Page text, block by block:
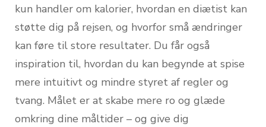
kun handler om kalorier, hvordan en diætist kan
støtte dig på rejsen, og hvorfor små ændringer
kan føre til store resultater. Du får også
inspiration til, hvordan du kan begynde at spise
mere intuitivt og mindre styret af regler og
tvang. Målet er at skabe mere ro og glæde
omkring dine måltider – og give dig